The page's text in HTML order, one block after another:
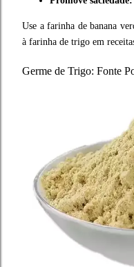
Use a farinha de banana
à farinha de trigo em
Germe de Trigo: Fonte